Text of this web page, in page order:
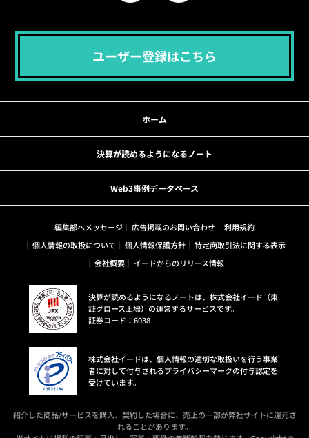
ユーザー登録はこちら
ホーム
決算が読めるようになるノート
Web3事例データベース
編集部へメッセージ 広告掲載のお問い合わせ
利用規約
個人情報の取扱について
個人情報保護方針
特定商取引法に関する表示
会社概要
イードからのリリース情報
決算が読めるようになるノートは、株式会社イード（東
証グロース上場）の運営するサービスです。
証券コード：6038
株式会社イードは、個人情報の適切な取扱いを行う事業
者に対して付与されるプライバシーマークの付与認定を
受けています。
紹介した商品/サービスを購入、契約した場合に、売上の一部が弊社サイトに還元さ
れることがあります。